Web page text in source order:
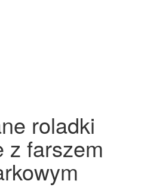
roladki
z farszem